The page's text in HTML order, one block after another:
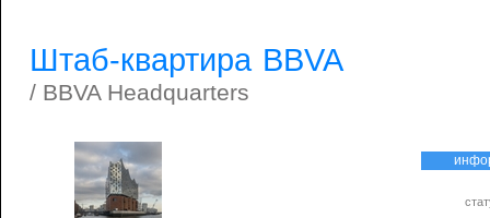
Штаб-квартира BBVA
/ BBVA Headquarters